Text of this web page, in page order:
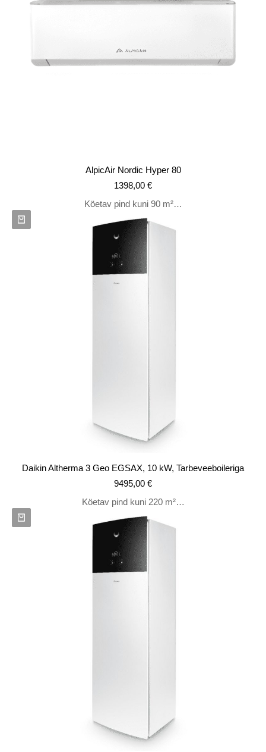
AlpicAir Nordic Hyper 80
1398,00 €
Köetav pind kuni 90 m²…
Daikin Altherma 3 Geo EGSAX, 10 kW, Tarbeveeboileriga
9495,00 €
Köetav pind kuni 220 m²…